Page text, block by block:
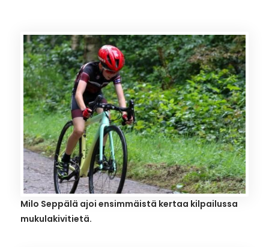
Milo Seppälä ajoi ensimmäistä kertaa kilpailussa
mukulakivitietä.